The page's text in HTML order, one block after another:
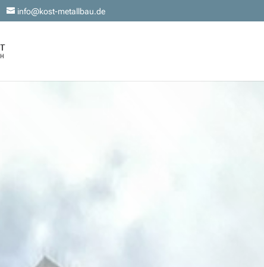
info@kost-metallbau.de